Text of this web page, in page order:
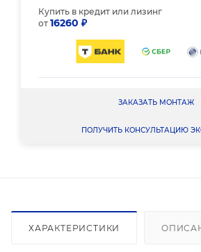
Купить в кредит или лизинг
от 16260 ₽
ЗАКАЗАТЬ МОНТАЖ
ПОЛУЧИТЬ КОНСУЛЬТАЦИЮ
ХАРАКТЕРИСТИКИ